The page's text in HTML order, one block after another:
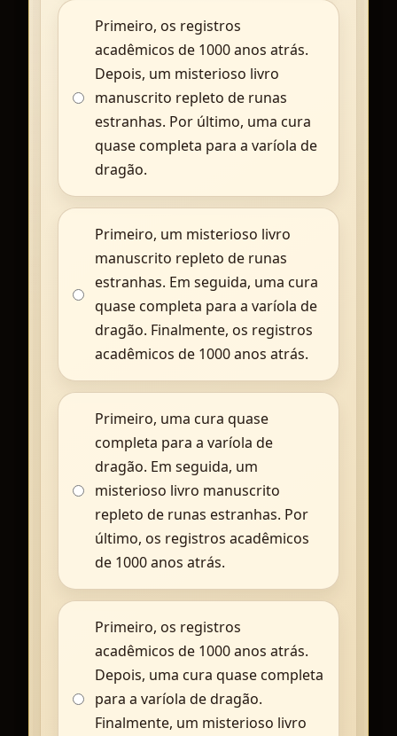
Primeiro, os registros
acadêmicos de 1000 anos atrás.
Depois, um misterioso livro
manuscrito repleto de runas
estranhas. Por último, uma cura
quase completa para a varíola de
dragão.
Primeiro, um misterioso livro
manuscrito repleto de runas
estranhas. Em seguida, uma cura
quase completa para a varíola de
dragão. Finalmente, os registros
acadêmicos de 1000 anos atrás.
Primeiro, uma cura quase
completa para a varíola de
dragão. Em seguida, um
misterioso livro manuscrito
repleto de runas estranhas. Por
último, os registros acadêmicos
de 1000 anos atrás.
Primeiro, os registros
acadêmicos de 1000 anos atrás.
Depois, uma cura quase completa
para a varíola de dragão.
Finalmente, um misterioso livro